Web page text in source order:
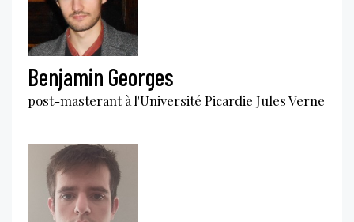
Benjamin Georges
post-masterant à l'Université Picardie Jules Verne